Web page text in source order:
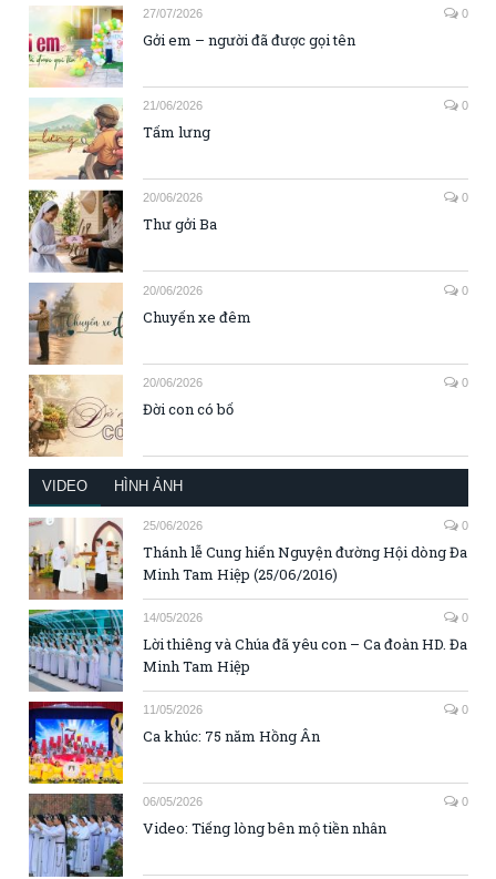
27/07/2026 0
Gởi em – người đã được gọi tên
21/06/2026 0
Tấm lưng
20/06/2026 0
Thư gởi Ba
20/06/2026 0
Chuyến xe đêm
20/06/2026 0
Đời con có bố
VIDEO HÌNH ẢNH
25/06/2026 0
Thánh lễ Cung hiến Nguyện đường Hội dòng Đa
Minh Tam Hiệp (25/06/2016)
14/05/2026 0
Lời thiêng và Chúa đã yêu con – Ca đoàn HD. Đa
Minh Tam Hiệp
11/05/2026 0
Ca khúc: 75 năm Hồng Ân
06/05/2026 0
Video: Tiếng lòng bên mộ tiền nhân